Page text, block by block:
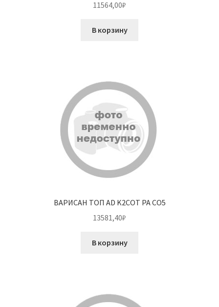
11564,00₽
В корзину
ВАРИСАН ТОП AD K2COT PA CO5
13581,40₽
В корзину